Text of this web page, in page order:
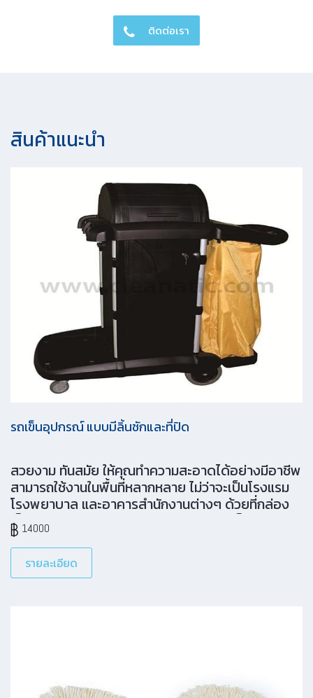
ติดต่อเรา
สินค้าแนะนํา
รถเข็นอุปกรณ์ แบบมีลิ้นชักและที่ปิด
สวยงาม ทันสมัย ให้คุณทำความสะอาดได้อย่างมีอาชีพ
สามารถใช้งานในพื้นที่หลากหลาย ไม่ว่าจะเป็นโรงแรม
โรงพยาบาล และอาคารสำนักงานต่างๆ ด้วยที่กล่อง
เก็บและคลิปสำหรับหนีบ ทำให้คุณสามารถเก็บของได้
มากขึ้น และเป็นสัดส่วน ใช้ง่ายคล่องตัว และปลอดภัย
ด้วยที่ปิดที่มิดชิด และประตูที่สามารถปิด และเปิดได้ทั้ง
สองด้าน
14000
รายละเอียด